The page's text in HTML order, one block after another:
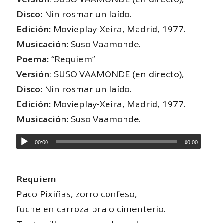
Disco:Nin rosmar un laído.
Edición:Movieplay-Xeira, Madrid, 1977.
Musicación:Suso Vaamonde.
Poema:“Requiem”
Versión: SUSO VAAMONDE (en directo),
Disco:Nin rosmar un laído.
Edición:Movieplay-Xeira, Madrid, 1977.
Musicación:Suso Vaamonde.
00:00 00:00
Requiem
Paco Pixiñas, zorro confeso,
fuche en carroza pra o cimenterio.